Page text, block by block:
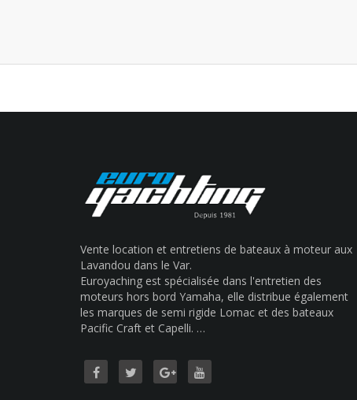
Vente location et entretiens de bateaux à moteur aux
Lavandou dans le Var.
Euroyaching est spécialisée dans l'entretien des
moteurs hors bord Yamaha, elle distribue également
les marques de semi rigide Lomac et des bateaux
Pacific Craft et Capelli. …